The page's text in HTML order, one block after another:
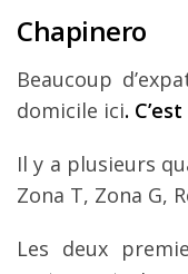
Chapinero
Beaucoup
domicile ici.
Il y a plusieurs
Zona T, Zona G,
Les deux